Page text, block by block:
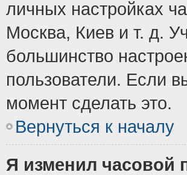
личных настройках
Москва, Киев и т. д.
большинство
пользователи. Если
момент сделать это.
Вернуться к началу
Я изменил часовой